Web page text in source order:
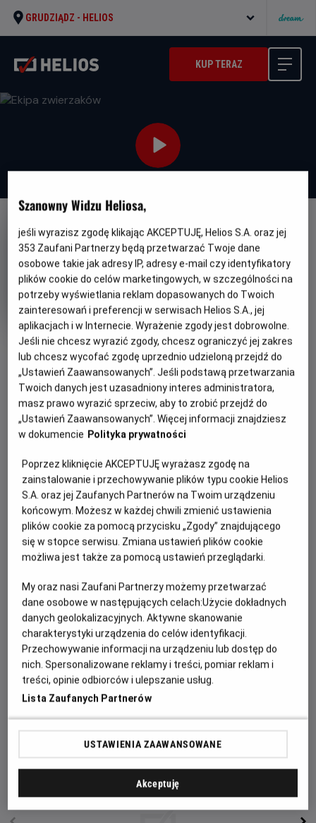
GRUDZIĄDZ - HELIOS
KUP TERAZ
DUBBING
OBSERWUJ
Ekipa zwierzaków
Oryginalny
tytuł
Spiked Gatunek
Animowany
Minimalny
wiek
Od 6 lat
Czas
trwania
84 min
Kraj
i
rok
produkcji
Belgia, Francja, Wielka Brytania,
Inne (2026)
PREMIERA
24 lipca 2026
REŻYSERIA
WIĘCEJ SZCZEGÓŁÓW
OPIS FILMU
Królik Waldi to stateczny mąż i ojciec gromadki 53 dzieci,
który po cichu marzy o wielkiej przygodzie. Gdy ratując na
drodze małą jeżyczkę Helę doznaje kontuzji głowy, zaczyna
wierzyć, że jest hrabią Farmazonem, pogromcą smoków i
wybawcą księżniczek. Przekonany, że świat pełen jest
czekających go wyzwań, porzuca rodzinne strony, by
U jego boku zaś kroczy Hela, która czuje się w obowiązku
pilnować, by Waldi do reszty nie sfiksował i nie wpakował
się w jakieś tarapaty. Ku jej zaskoczeniu okaże się, że
istotnie pewna dama potrzebuje pomocy hrabiego
Farmazona, a jeden krokodyl do złudzenia przypominający
smoka sieje postrach w pobliskim miasteczku.
Szanowny Widzu Heliosa,
jeśli wyrazisz zgodę klikając AKCEPTUJĘ, Helios S.A. oraz jej
353 Zaufani Partnerzy będą przetwarzać Twoje dane
osobowe takie jak adresy IP, adresy e-mail czy identyfikatory
plików cookie do celów marketingowych, w szczególności na
potrzeby wyświetlania reklam dopasowanych do Twoich
zainteresowań i preferencji w serwisach Helios S.A., jej
aplikacjach i w Internecie. Wyrażenie zgody jest dobrowolne.
Jeśli nie chcesz wyrazić zgody, chcesz ograniczyć jej zakres
lub chcesz wycofać zgodę uprzednio udzieloną przejdź do
„Ustawień Zaawansowanych”. Jeśli podstawą przetwarzania
Twoich danych jest uzasadniony interes administratora,
masz prawo wyrazić sprzeciw, aby to zrobić przejdź do
„Ustawień Zaawansowanych”. Więcej informacji znajdziesz
w dokumencie Polityka prywatności
Poprzez kliknięcie AKCEPTUJĘ wyrażasz zgodę na
zainstalowanie i przechowywanie plików typu cookie Helios
S.A. oraz jej Zaufanych Partnerów na Twoim urządzeniu
końcowym. Możesz w każdej chwili zmienić ustawienia
plików cookie za pomocą przycisku „Zgody” znajdującego
się w stopce serwisu. Zmiana ustawień plików cookie
możliwa jest także za pomocą ustawień przeglądarki.
My oraz nasi Zaufani Partnerzy możemy przetwarzać
dane osobowe w następujących celach:Użycie dokładnych
danych geolokalizacyjnych. Aktywne skanowanie
charakterystyki urządzenia do celów identyfikacji.
Przechowywanie informacji na urządzeniu lub dostęp do
nich. Spersonalizowane reklamy i treści, pomiar reklam i
treści, opinie odbiorców i ulepszanie usług.
Lista Zaufanych Partnerów
USTAWIENIA ZAAWANSOWANE
Akceptuję